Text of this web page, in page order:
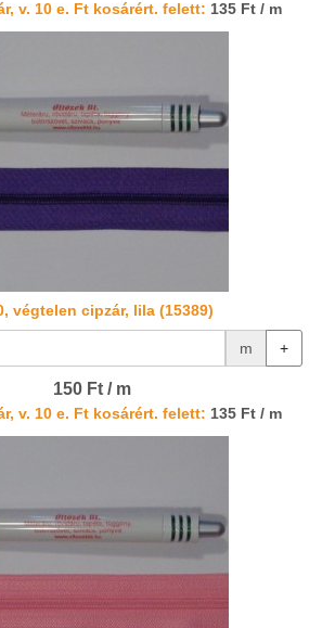
v. 10 e. Ft kosárért. felett: 135 Ft / m
végtelen cipzár, lila (15389)
m +
150 Ft / m
v. 10 e. Ft kosárért. felett: 135 Ft / m